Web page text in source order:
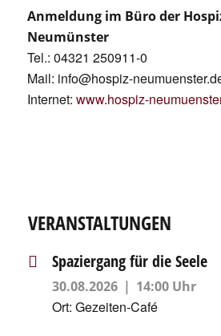
Anmeldung im Büro der
Neumünster
Tel.: 04321 250911-0
Mail: info@hospiz-
Internet: www.hospiz-
VERANSTALTUNGEN
Spaziergang für die Seele
30.08.2026 14:00 Uhr
Ort: Gezeiten-Café